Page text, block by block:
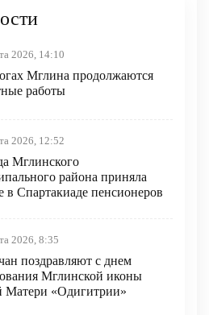
2026, 14:10
Мглина продолжаются
работы
2026, 12:52
Мглинского
района приняла
в Спартакиаде пенсионеров
2026, 8:35
поздравляют с днем
Мглинской иконы
Матери «Одигитрии»